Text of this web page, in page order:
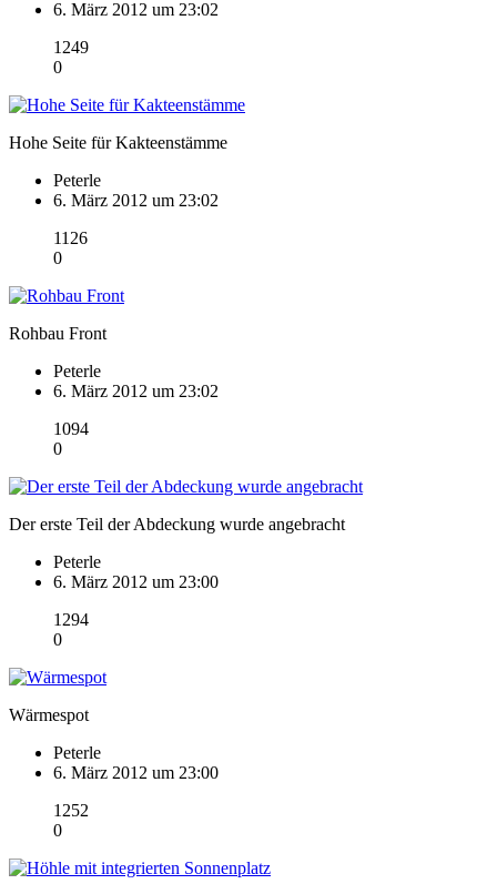
6. März 2012 um 23:02
1249
0
Hohe Seite für Kakteenstämme
Peterle
6. März 2012 um 23:02
1126
0
Rohbau Front
Peterle
6. März 2012 um 23:02
1094
0
Der erste Teil der Abdeckung wurde angebracht
Peterle
6. März 2012 um 23:00
1294
0
Wärmespot
Peterle
6. März 2012 um 23:00
1252
0